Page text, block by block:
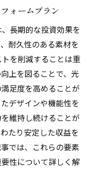
おけるチャンス
期的利益
めのリフォーム戦
岡県のリフォー
ぶ福岡県の賃貸物
ーム効果の実態
貸リフォーム事例
るポイント
フォームトレン
ォームプラン
長期的な投資効果を
耐久性のある素材を
を削減することは重
上を図ることで、光
足度を高めることが
デザインや機能性を
維持し続けることが
たり安定した収益を
では、これらの要素
性について詳しく解